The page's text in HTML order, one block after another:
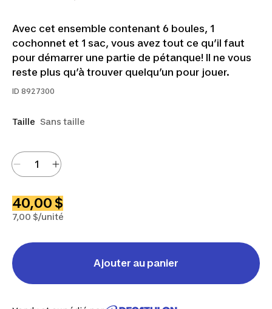
Avec cet ensemble contenant 6 boules, 1
cochonnet et 1 sac, vous avez tout ce qu’il faut
pour démarrer une partie de pétanque! Il ne vous
reste plus qu’à trouver quelqu’un pour jouer.
ID 8927300
Taille Sans taille
40,00 $
7,00 $/unité
Ajouter au panier